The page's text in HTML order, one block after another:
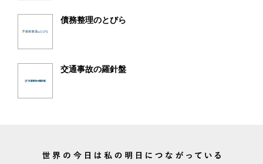
債務整理のとびら
交通事故の羅針盤